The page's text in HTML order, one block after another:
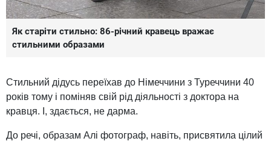
Як старіти стильно: 86-річний кравець вражає
стильними образами
Стильний дідусь переїхав до Німеччини з Туреччини 40
років тому і поміняв свій рід діяльності з доктора на
кравця. І, здається, не дарма.
До речі, образам Алі фотограф, навіть, присвятила цілий